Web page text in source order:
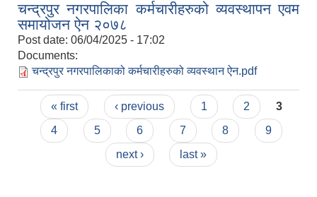
चन्द्रपुर नगरपालिका कर्मचारीहरुको व्यवस्थापन एवम
समायोजन ऐन २०७८
Post date: 06/04/2025 - 17:02
Documents:
चन्द्रपुर नगरपालिकाको कर्मचारीहरुको व्यवस्थान ऐन.pdf
Pages
« first ‹ previous 1 2
3
4
5 6 7 8
9
next ›
last »